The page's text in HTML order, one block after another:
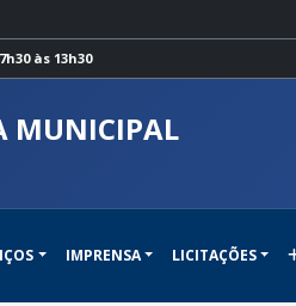
às 13h30
MUNICIPAL
IMPRENSA LICITAÇÕES